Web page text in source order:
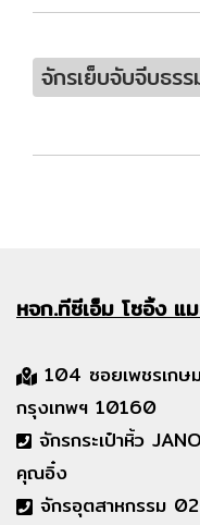
จักรเย็บจับจีบธร
หจก.ทีซีเอ็มโซอิ้ง แ
104 ซอยเพชรเก
กรุงเทพฯ 10160
จักรกระเป๋าหิ้ว
คุณอิ๋ง
จักรอุตสาหกรรม